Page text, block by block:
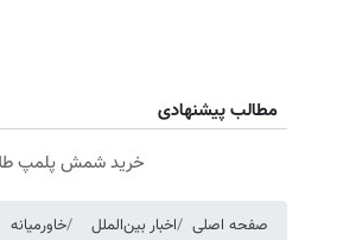
مطالب پیشنهادی
خرید شمش پلمپ طلاسی، از ۰.۵
صفحه اصلی اخبار بین‌الملل خاورمیانه